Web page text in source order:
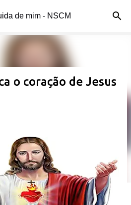
conteúdo principal
de mim - NSCM
o coração de Jesus